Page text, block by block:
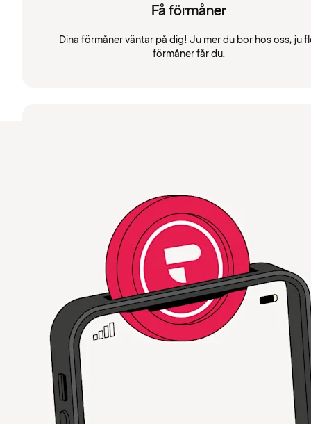
Få förmåner
Dina förmåner väntar på dig! Ju mer du bor hos oss, ju
förmåner får du.